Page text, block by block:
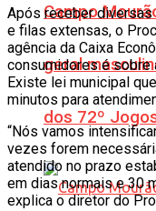
Campo
geral
dos 72º
Após receber diversas
e filas extensas, o
agência da Caixa
consumidores é sobre
Existe lei municipal
minutos para
“Nós vamos
vezes forem
atendido no prazo
em dias normais e 30
explica o diretor do